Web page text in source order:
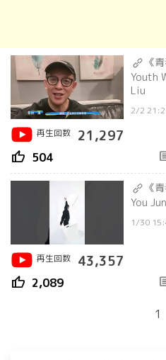
《
Youth
Liu
2/2
再生回数
21,297
thumb_up 504
《
You
1/30
再生回数 43,357
thumb_up 2,089
1